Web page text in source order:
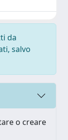
da
salvo
o creare